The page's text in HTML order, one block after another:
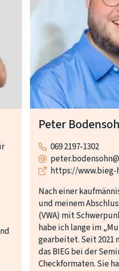
Peter
069 2197-1302
https://www.bieg-
Nach einer
und meinem
(VWA) mit
habe ich lange im
gearbeitet. Seit
das BIEG bei der
Checkformaten. Sie